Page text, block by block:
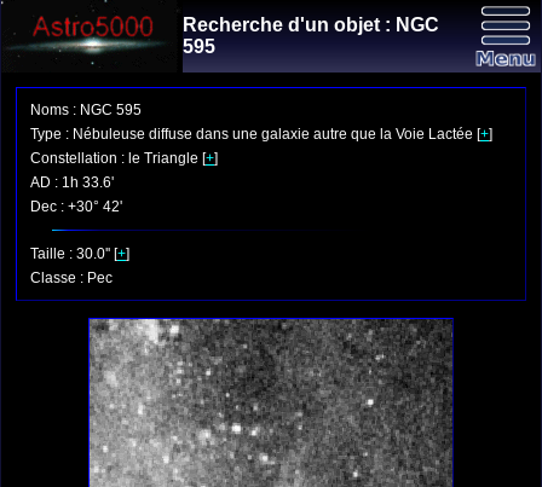
Recherche d'un objet : NGC
595
Noms : NGC 595
Type : Nébuleuse diffuse dans une galaxie autre que la Voie Lactée [+]
Constellation : le Triangle [+]
AD : 1h 33.6'
Dec : +30° 42'
Taille : 30.0'' [+]
Classe : Pec